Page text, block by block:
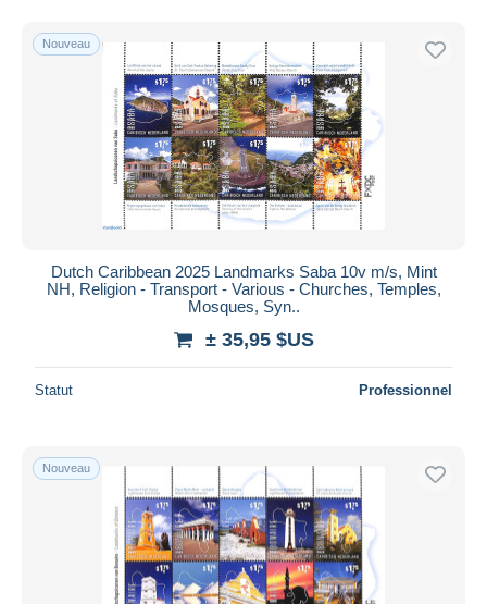
Nouveau
Dutch Caribbean 2025 Landmarks Saba 10v m/s, Mint
NH, Religion - Transport - Various - Churches, Temples,
Mosques, Syn..
± 35,95 $US
Statut Professionnel
Nouveau